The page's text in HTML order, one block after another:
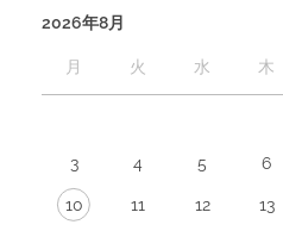
2026年8月
月 火 水 木
3 4 5 6
10 11 12 13